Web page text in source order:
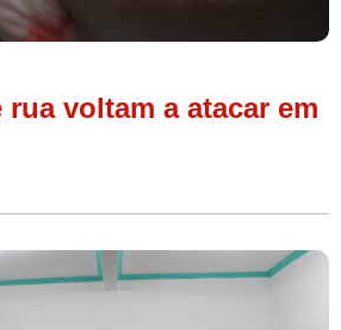
voltam a atacar em